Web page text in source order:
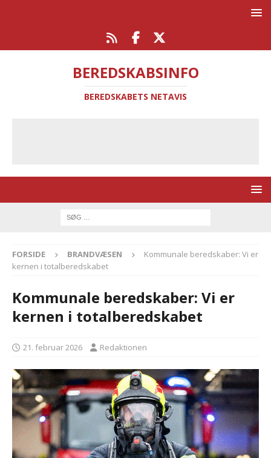
BEREDSKABSINFO
BEREDSKABETS NETAVIS
FORSIDE BRANDVÆSEN
Kommunale beredskaber: Vi er
kernen i totalberedskabet
Kommunale beredskaber: Vi er
kernen i totalberedskabet
21. februar 2026 Redaktionen